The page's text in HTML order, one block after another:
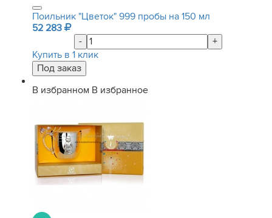
Поильник "Цветок" 999 пробы на 150 мл
52 283
-
+
Купить в 1 клик
В избранном В избранное